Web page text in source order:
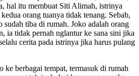
hal itu membuat Siti Alimah, istrinya
orang tuanya tidak tenang. Sebab,
sudah tiba di rumah. Joko adalah orang
ia tidak pernah nglantur ke sana sini jika
cerita pada istrinya jika harus pulang
ke berbagai tempat, termasuk di rumah